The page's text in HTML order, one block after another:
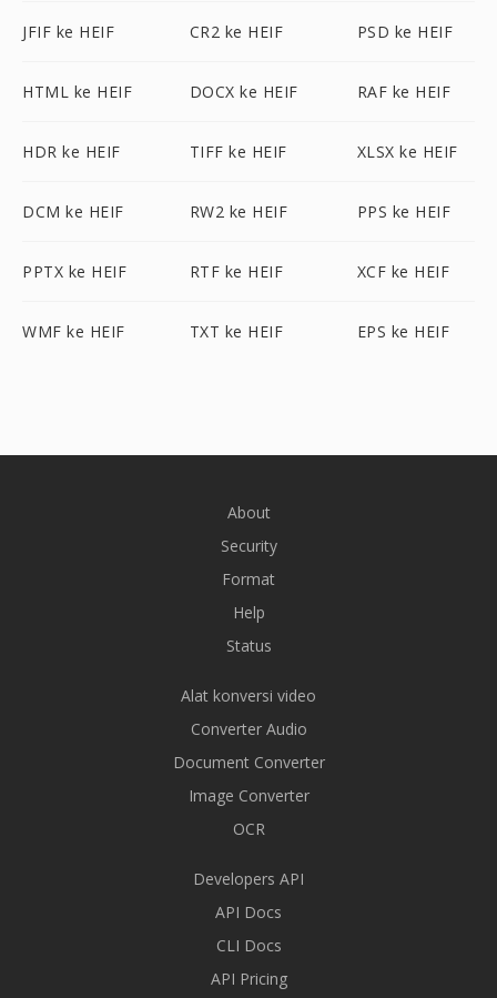
JFIF ke HEIF CR2 ke HEIF PSD ke HEIF
HTML ke HEIF DOCX ke HEIF RAF ke HEIF
HDR ke HEIF TIFF ke HEIF XLSX ke HEIF
DCM ke HEIF RW2 ke HEIF PPS ke HEIF
PPTX ke HEIF RTF ke HEIF XCF ke HEIF
WMF ke HEIF TXT ke HEIF EPS ke HEIF
About
Security
Format
Help
Status
Alat konversi video
Converter Audio
Document Converter
Image Converter
OCR
Developers API
API Docs
CLI Docs
API Pricing